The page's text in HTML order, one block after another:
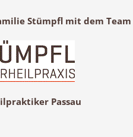
Stümpfl mit dem
Passau